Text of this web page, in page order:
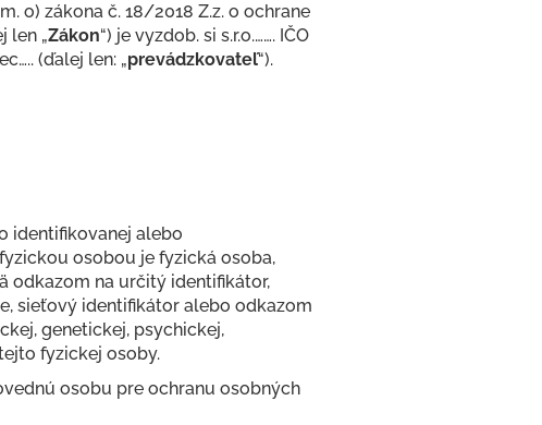
o) zákona č. 18/2018 Z.z. o ochrane
len „Zákon“) je vyzdob. si s.r.o.……. IČO
….. (ďalej len: „prevádzkovateľ“).
identifikovanej alebo
osobou je fyzická osoba,
odkazom na určitý identifikátor,
sieťový identifikátor alebo odkazom
genetickej, psychickej,
fyzickej osoby.
osobu pre ochranu osobných